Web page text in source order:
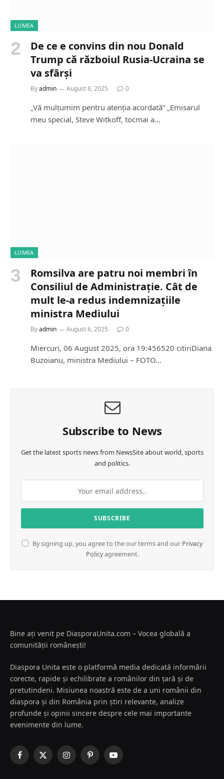
LUMEA
De ce e convins din nou Donald
Trump că războiul Rusia-Ucraina se
va sfârși
Byadmin August 6, 2025 0
„Vă mulțumim pentru atenția acordată” „Emisarul
meu special, Steve Witkoff, tocmai a…
LUMEA
Romsilva are patru noi membri în
Consiliul de Administrație. Cât de
mult le-a redus indemnizațiile
ministra Mediului
Byadmin August 6, 2025 0
Miercuri, 06 August 2025, ora 19:456520 citiriDiana
Buzoianu, ministra Mediului – FOTO…
Subscribe to News
Get the latest sports news from NewsSite about world, sports
and politics.
By signing up, you agree to the our terms and our Privacy
Policyagreement.
Bine ați venit pe DiasporaUnita.com – Vocea globală a
comunității românești!
Diaspora Unita este o platformă media dedicată informării
corecte, rapide și echilibrate a românilor din țară și de
pretutindeni. Misiunea noastră este de a uni românii din
diaspora și din România prin știri relevante, analize
profunde și opinii sincere despre cele mai importante
evenimente din lume.
Facebook
X
InstagramPinterestYouTube